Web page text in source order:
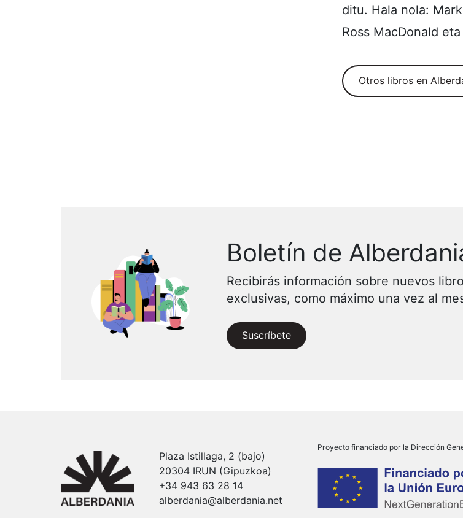
ditu. Hala nola:
Ross MacDonald
Otros libros en
Boletín de
Recibirás información sobre nuevos
exclusivas, como máximo una vez al
Suscríbete
Plaza Istillaga, 2 (bajo)
20304 IRUN (Gipuzkoa)
+34 943 63 28 14
alberdania@alberdania.net
Proyecto financiado por la Dirección